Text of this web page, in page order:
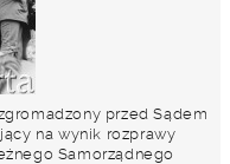
przed Sądem
na wynik rozprawy
Samorządnego